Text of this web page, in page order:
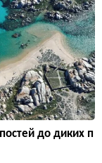
до диких п